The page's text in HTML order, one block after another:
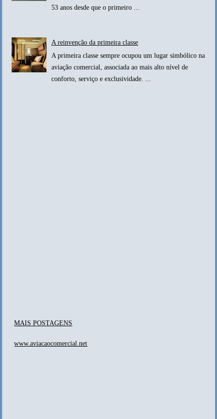
53 anos desde que o primeiro ...
A reinvenção da primeira classe
A primeira classe sempre ocupou um lugar simbólico na
aviação comercial, associada ao mais alto nível de
conforto, serviço e exclusividade. ...
MAIS POSTAGENS
www.aviacaocomercial.net